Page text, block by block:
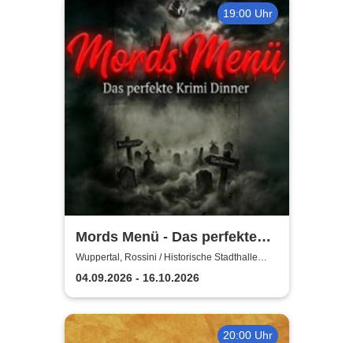
19:00 Uhr
Mords Menü - Das perfekte
Krimi Dinner
Wuppertal, Rossini / Historische Stadthalle
Wuppertal
04.09.2026 - 16.10.2026
20:00 Uhr